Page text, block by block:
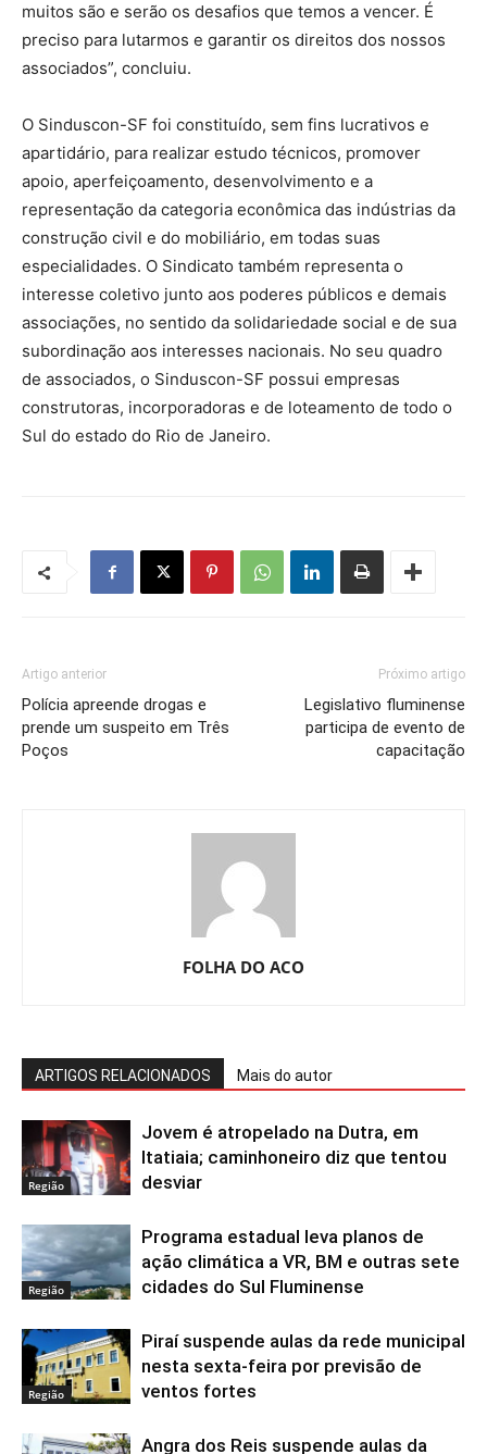
muitos são e serão os desafios que temos a vencer. É
preciso para lutarmos e garantir os direitos dos nossos
associados”, concluiu.
O Sinduscon-SF foi constituído, sem fins lucrativos e
apartidário, para realizar estudo técnicos, promover
apoio, aperfeiçoamento, desenvolvimento e a
representação da categoria econômica das indústrias da
construção civil e do mobiliário, em todas suas
especialidades. O Sindicato também representa o
interesse coletivo junto aos poderes públicos e demais
associações, no sentido da solidariedade social e de sua
subordinação aos interesses nacionais. No seu quadro
de associados, o Sinduscon-SF possui empresas
construtoras, incorporadoras e de loteamento de todo o
Sul do estado do Rio de Janeiro.
Artigo anterior
Polícia apreende drogas e
prende um suspeito em Três
Poços
Próximo artigo
Legislativo fluminense
participa de evento de
capacitação
FOLHA DO ACO
ARTIGOS RELACIONADOS Mais do autor
Região
Jovem é atropelado na Dutra, em
Itatiaia; caminhoneiro diz que tentou
desviar
Região
Programa estadual leva planos de
ação climática a VR, BM e outras sete
cidades do Sul Fluminense
Região
Piraí suspende aulas da rede municipal
nesta sexta-feira por previsão de
ventos fortes
Angra dos Reis suspende aulas da